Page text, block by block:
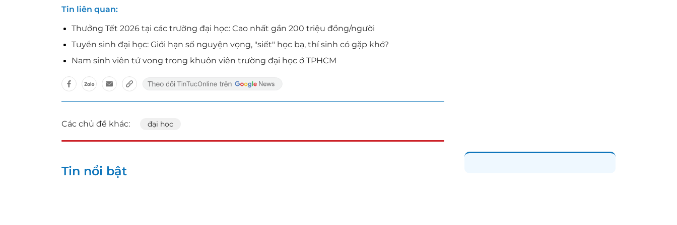
Tin liên quan
Thưởng Tết 2026 tại các trường đại học: Cao nhất gần 200 triệu đồng/người
Tuyển sinh đại học: Giới hạn số nguyện vọng, "siết" học bạ, thí sinh có gặp khó?
Nam sinh viên tử vong trong khuôn viên trường đại học ở TPHCM
Các chủ đề khác: đại học
Tin nổi bật